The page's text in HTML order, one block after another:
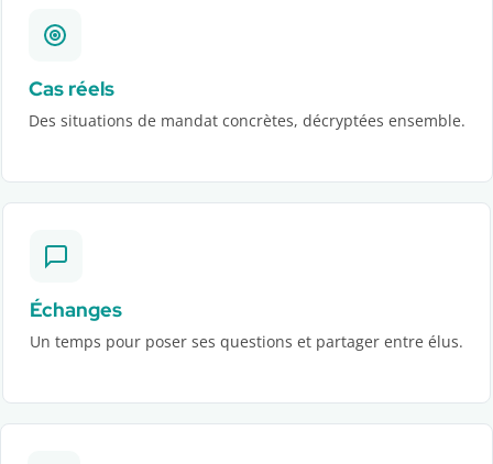
Cas réels
Des situations de mandat concrètes, décryptées ensemble.
Échanges
Un temps pour poser ses questions et partager entre élus.